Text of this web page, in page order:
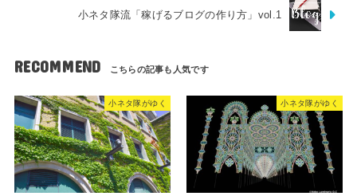
小ネタ隊流「稼げるブログの作り方」vol.1
RECOMMEND
小ネタ隊がゆく 小ネタ隊がゆく